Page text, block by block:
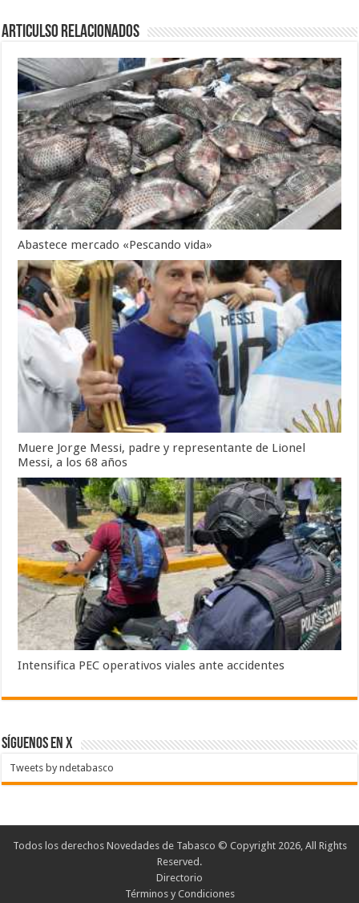
Articulso Relacionados
Abastece mercado «Pescando vida»
Muere Jorge Messi, padre y representante de Lionel
Messi, a los 68 años
Intensifica PEC operativos viales ante accidentes
SÍGUENOS EN X
Tweets by ndetabasco
Todos los derechos Novedades de Tabasco © Copyright 2026, All Rights
Reserved.
Directorio
Términos y Condiciones